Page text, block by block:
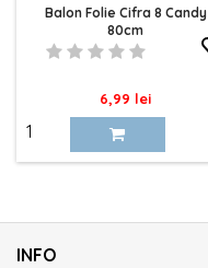
Balon Folie Cifra 8 Candy
80cm
Pret
6,99 lei
INFO